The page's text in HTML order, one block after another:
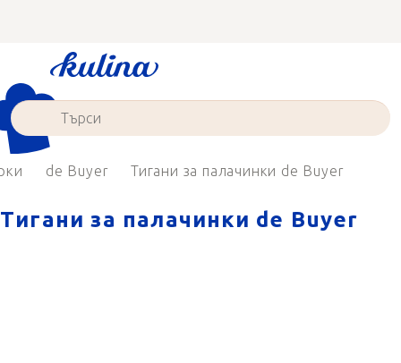
съдържанието
de Buyer Тигани за палачинки de Buyer
Тигани за палачинки de Buyer